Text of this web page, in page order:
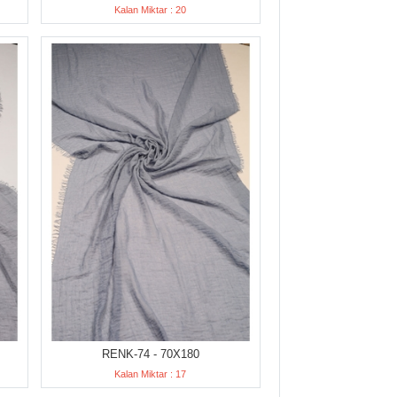
Kalan Miktar : 20
RENK-74 - 70X180
Kalan Miktar : 17